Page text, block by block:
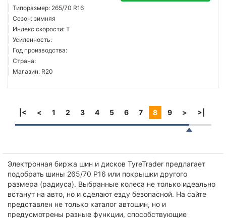
Типоразмер: 265/70 R16
Сезон: зимняя
Индекс скорости: T
Усиленность:
Год производства:
Страна:
Магазин: R20
|< < 1 2 3 4 5 6 7 8 9 > >|
Электронная биржа шин и дисков TyreTrader предлагает
подобрать шины 265/70 Р16 или покрышки другого
размера (радиуса). Выбранные колеса не только идеально
встанут на авто, но и сделают езду безопасной. На сайте
представлен не только каталог автошин, но и
предусмотрены разные функции, способствующие